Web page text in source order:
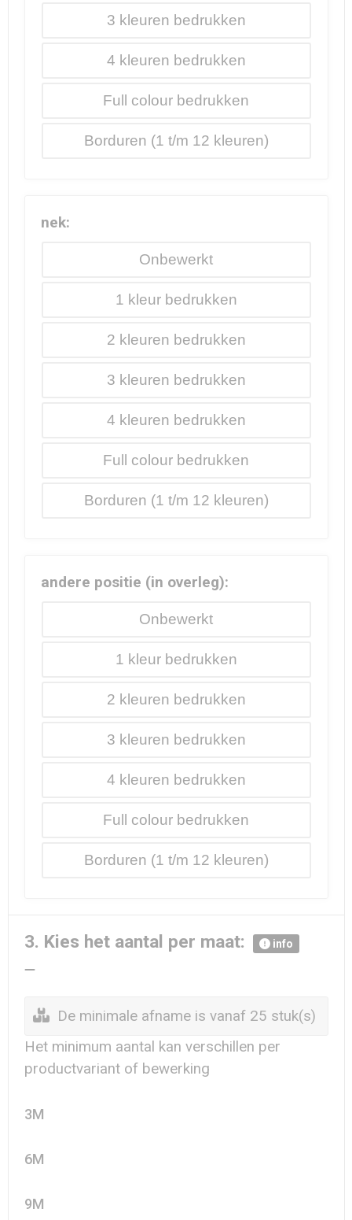
3
4
Borduren
Full colour
nek:
Onbewerkt
1
2
3
4
Borduren
Full colour
andere positie (in overleg):
Onbewerkt
1
2
3
4
Borduren
Full colour
3. Kies het aantal per maat: info
De minimale afname is vanaf 25 stuk(s)
Het minimum aantal kan verschillen per
productvariant of bewerking
3M
6M
9M